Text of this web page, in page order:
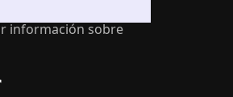
transcribir, resumir,
información sobre